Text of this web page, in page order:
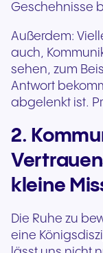
Geschehnisse
Außerdem:
auch,
sehen, zum
Antwort
abgelenkt ist.
2.
kleine
Die Ruhe zu
eine